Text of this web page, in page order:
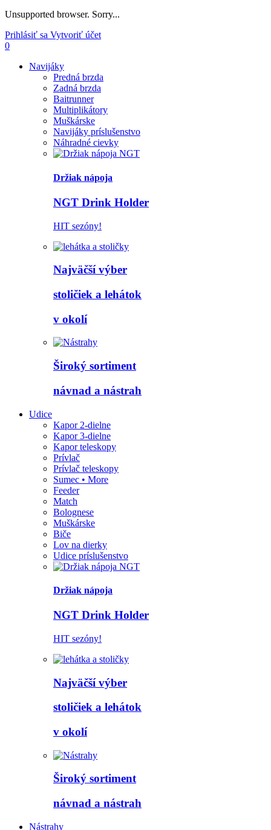
Unsupported browser. Sorry...
Prihlásiť sa Vytvoriť účet
0
Navijáky
Predná brzda
Zadná brzda
Baitrunner
Multiplikátory
Muškárske
Navijáky príslušenstvo
Náhradné cievky
Držiak nápoja
NGT Drink Holder
HIT sezóny!
Najväčší výber
stoličiek a lehátok
v okolí
Široký sortiment
návnad a nástrah
Udice
Kapor 2-dielne
Kapor 3-dielne
Kapor teleskopy
Prívlač
Prívlač teleskopy
Sumec • More
Feeder
Match
Bolognese
Muškárske
Biče
Lov na dierky
Udice príslušenstvo
Držiak nápoja
NGT Drink Holder
HIT sezóny!
Najväčší výber
stoličiek a lehátok
v okolí
Široký sortiment
návnad a nástrah
Nástrahy